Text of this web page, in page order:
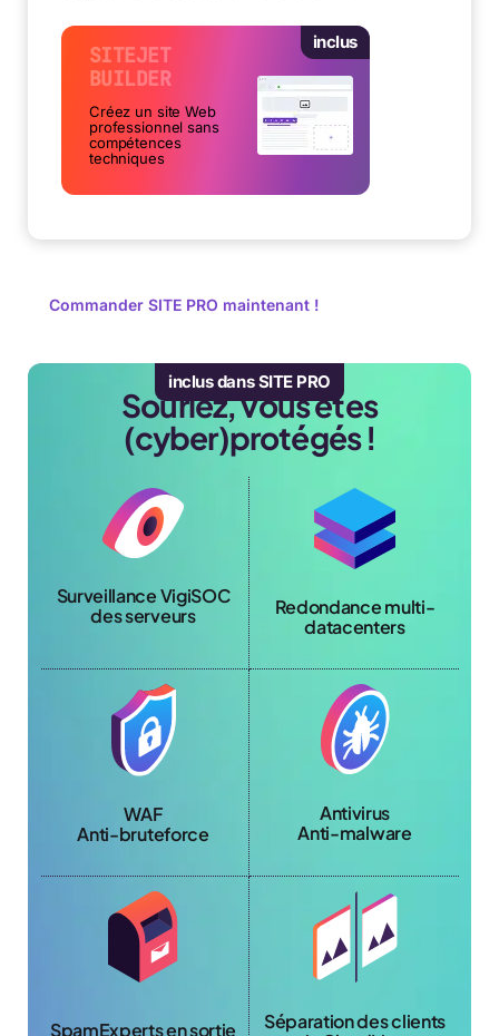
SITEJET
BUILDER
Créez un site Web
professionnel sans
compétences
techniques
inclus
Commander SITE PRO maintenant !
inclus dans SITE PRO
Souriez, vous êtes
(cyber)protégés !
Surveillance VigiSOC
des serveurs
Redondance multi-
datacenters
WAF
Anti-bruteforce
Antivirus
Anti-malware
SpamExperts en sortie
Séparation des clients